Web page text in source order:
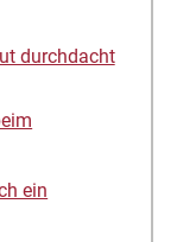
durchdacht
ein